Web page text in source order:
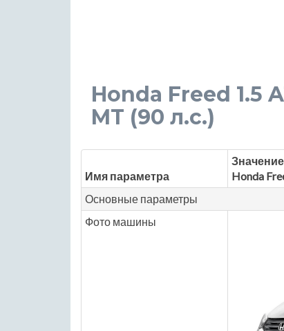
Honda Freed 1.5
MT (90 л.с.)
Имя параметра
Honda
Основные параметры
Фото машины